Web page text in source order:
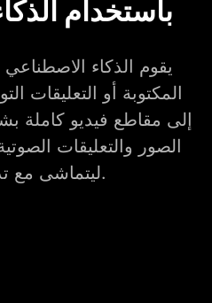
باستخدام
يقوم الذكاء
المكتوبة أو التعليقات
إلى مقاطع فيديو كاملة
الصور والتعليقات
ليتماشى مع تدفق السرد.